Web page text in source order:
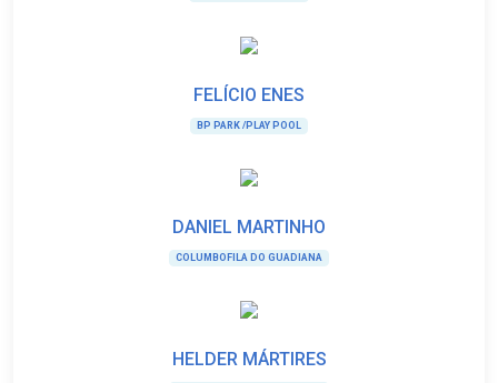
FELÍCIO ENES
BP PARK /PLAY POOL
DANIEL MARTINHO
COLUMBOFILA DO GUADIANA
HELDER MÁRTIRES